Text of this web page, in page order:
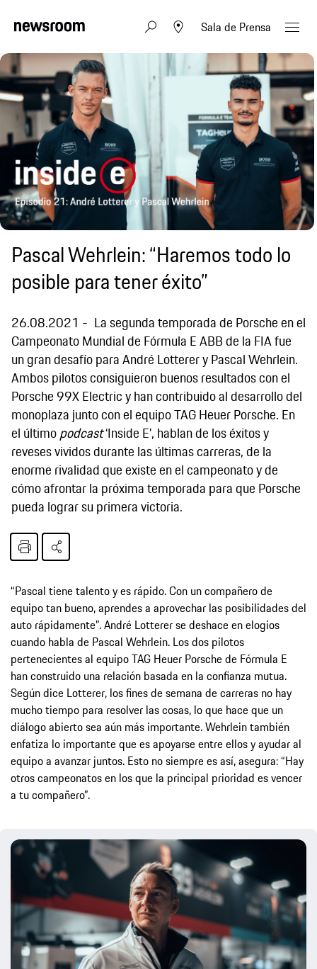
Sala de Prensa
Pascal Wehrlein: “Haremos todo lo
posible para tener éxito”
26.08.2021
La segunda temporada de Porsche en el
Campeonato Mundial de Fórmula E ABB de la FIA fue
un gran desafío para André Lotterer y Pascal Wehrlein.
Ambos pilotos consiguieron buenos resultados con el
Porsche 99X Electric y han contribuido al desarrollo del
monoplaza junto con el equipo TAG Heuer Porsche. En
el últimopodcast‘Inside E’, hablan de los éxitos y
reveses vividos durante las últimas carreras, de la
enorme rivalidad que existe en el campeonato y de
cómo afrontar la próxima temporada para que Porsche
pueda lograr su primera victoria.
“Pascal tiene talento y es rápido. Con un compañero de
equipo tan bueno, aprendes a aprovechar las posibilidades del
auto rápidamente”. André Lotterer se deshace en elogios
cuando habla de Pascal Wehrlein. Los dos pilotos
pertenecientes al equipo TAG Heuer Porsche de Fórmula E
han construido una relación basada en la confianza mutua.
Según dice Lotterer, los fines de semana de carreras no hay
mucho tiempo para resolver las cosas, lo que hace que un
diálogo abierto sea aún más importante. Wehrlein también
enfatiza lo importante que es apoyarse entre ellos y ayudar al
equipo a avanzar juntos. Esto no siempre es así, asegura: “Hay
otros campeonatos en los que la principal prioridad es vencer
a tu compañero”.